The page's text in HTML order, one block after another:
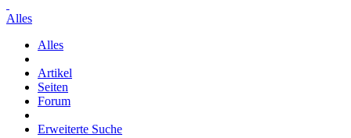
Alles
Alles
Artikel
Seiten
Forum
Erweiterte Suche